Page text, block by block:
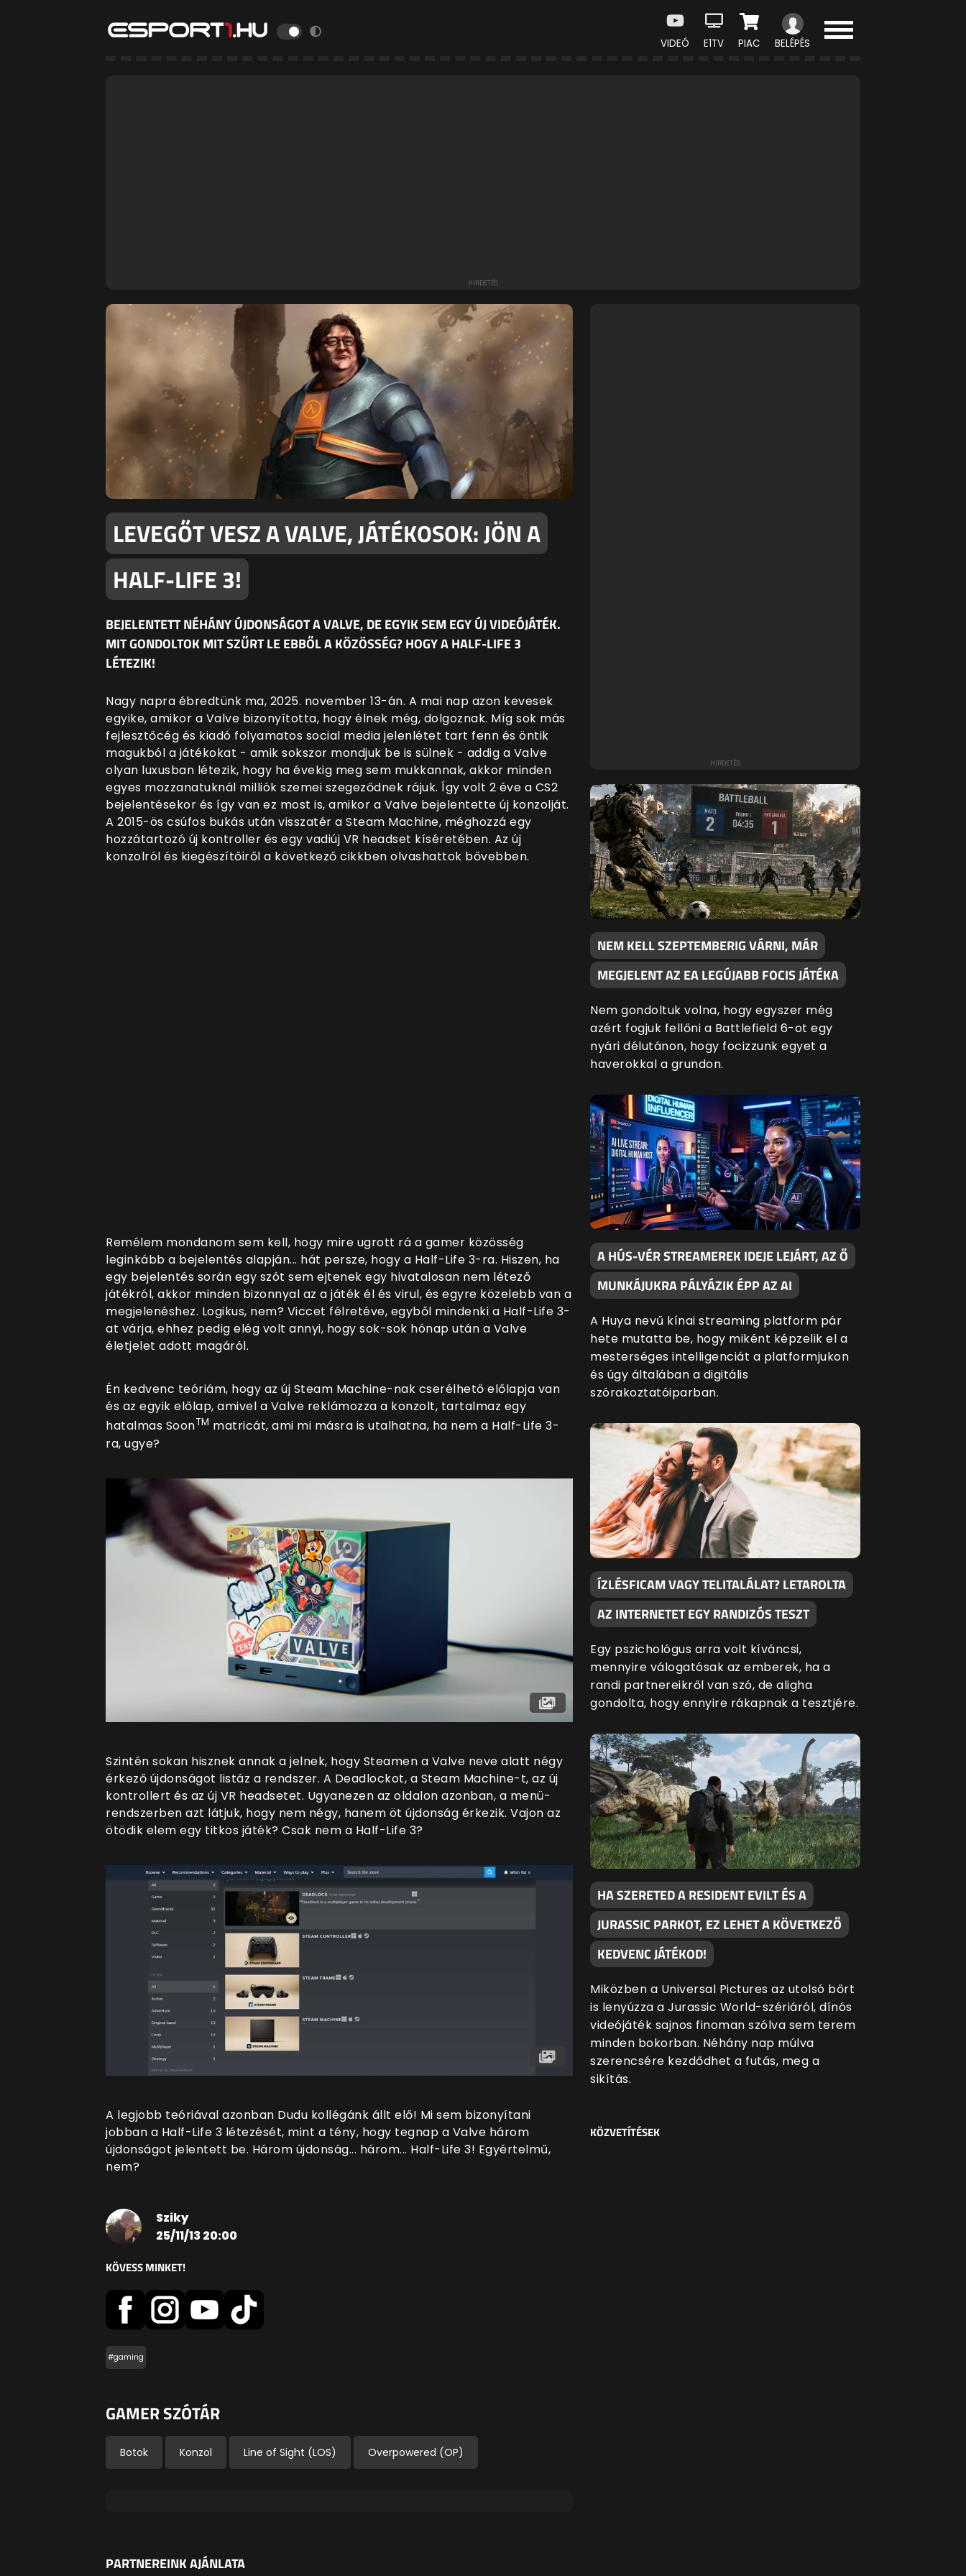
VIDEÓ E1TV PIAC BELÉPÉS
LEVEGŐT VESZ A VALVE, JÁTÉKOSOK: JÖN A
HALF-LIFE 3!
BEJELENTETT NÉHÁNY ÚJDONSÁGOT A VALVE, DE EGYIK SEM EGY ÚJ VIDEÓJÁTÉK.
MIT GONDOLTOK MIT SZŰRT LE EBBŐL A KÖZÖSSÉG? HOGY A HALF-LIFE 3
LÉTEZIK!
Nagy napra ébredtünk ma, 2025. november 13-án. A mai nap azon kevesek
egyike, amikor a Valve bizonyította, hogy élnek még, dolgoznak. Míg sok más
fejlesztőcég és kiadó folyamatos social media jelenlétet tart fenn és öntik
magukból a játékokat - amik sokszor mondjuk be is sülnek - addig a Valve
olyan luxusban létezik, hogy ha évekig meg sem mukkannak, akkor minden
egyes mozzanatuknál milliók szemei szegeződnek rájuk. Így volt 2 éve a CS2
bejelentésekor és így van ez most is, amikor a Valve bejelentette új konzolját.
A 2015-ös csúfos bukás után visszatér a Steam Machine, méghozzá egy
hozzátartozó új kontroller és egy vadiúj VR headset kíséretében. Az új
konzolról és kiegészítőiről a következő cikkben olvashattok bővebben.
Remélem mondanom sem kell, hogy mire ugrott rá a gamer közösség
leginkább a bejelentés alapján... hát persze, hogy a Half-Life 3-ra. Hiszen, ha
egy bejelentés során egy szót sem ejtenek egy hivatalosan nem létező
játékról, akkor minden bizonnyal az a játék él és virul, és egyre közelebb van a
megjelenéshez. Logikus, nem? Viccet félretéve, egyből mindenki a Half-Life 3-
at várja, ehhez pedig elég volt annyi, hogy sok-sok hónap után a Valve
életjelet adott magáról.
Én kedvenc teóriám, hogy az új Steam Machine-nak cserélhető előlapja van
és az egyik előlap, amivel a Valve reklámozza a konzolt, tartalmaz egy
hatalmas SoonTM matricát, ami mi másra is utalhatna, ha nem a Half-Life 3-
ra, ugye?
Szintén sokan hisznek annak a jelnek, hogy Steamen a Valve neve alatt négy
érkező újdonságot listáz a rendszer. A Deadlockot, a Steam Machine-t, az új
kontrollert és az új VR headsetet. Ugyanezen az oldalon azonban, a menü-
rendszerben azt látjuk, hogy nem négy, hanem öt újdonság érkezik. Vajon az
ötödik elem egy titkos játék? Csak nem a Half-Life 3?
A legjobb teóriával azonban Dudu kollégánk állt elő! Mi sem bizonyítani
jobban a Half-Life 3 létezését, mint a tény, hogy tegnap a Valve három
újdonságot jelentett be. Három újdonság... három... Half-Life 3! Egyértelmű,
nem?
Sziky
25/11/13 20:00
KÖVESS MINKET!
#gaming
GAMER SZÓTÁR
Botok Konzol Line of Sight (LOS) Overpowered (OP)
PARTNEREINK AJÁNLATA
NEM KELL SZEPTEMBERIG VÁRNI, MÁR
MEGJELENT AZ EA LEGÚJABB FOCIS JÁTÉKA
Nem gondoltuk volna, hogy egyszer még
azért fogjuk fellőni a Battlefield 6-ot egy
nyári délutánon, hogy focizzunk egyet a
haverokkal a grundon.
A HÚS-VÉR STREAMEREK IDEJE LEJÁRT, AZ Ő
MUNKÁJUKRA PÁLYÁZIK ÉPP AZ AI
A Huya nevű kínai streaming platform pár
hete mutatta be, hogy miként képzelik el a
mesterséges intelligenciát a platformjukon
és úgy általában a digitális
szórakoztatóiparban.
ÍZLÉSFICAM VAGY TELITALÁLAT? LETAROLTA
AZ INTERNETET EGY RANDIZÓS TESZT
Egy pszichológus arra volt kíváncsi,
mennyire válogatósak az emberek, ha a
randi partnereikről van szó, de aligha
gondolta, hogy ennyire rákapnak a tesztjére.
HA SZERETED A RESIDENT EVILT ÉS A
JURASSIC PARKOT, EZ LEHET A KÖVETKEZŐ
KEDVENC JÁTÉKOD!
Miközben a Universal Pictures az utolsó bőrt
is lenyúzza a Jurassic World-szériáról, dínós
videójáték sajnos finoman szólva sem terem
minden bokorban. Néhány nap múlva
szerencsére kezdődhet a futás, meg a
sikítás.
KÖZVETÍTÉSEK